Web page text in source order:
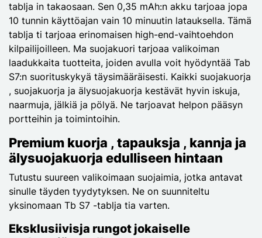
tablja in takaosaan. Sen 0,35 mAh:n akku tarjoaa jopa
10 tunnin käyttöajan vain 10 minuutin latauksella. Tämä
tablja ti tarjoaa erinomaisen high-end-vaihtoehdon
kilpailijoilleen. Ma suojakuori tarjoaa valikoiman
laadukkaita tuotteita, joiden avulla voit hyödyntää Tab
S7:n suorituskykyä täysimääräisesti. Kaikki suojakuorja
, suojakuorja ja älysuojakuorja kestävät hyvin iskuja,
naarmuja, jälkiä ja pölyä. Ne tarjoavat helpon pääsyn
portteihin ja toimintoihin.
Premium kuorja , tapauksja , kannja ja
älysuojakuorja edulliseen hintaan
Tutustu suureen valikoimaan suojaimia, jotka antavat
sinulle täyden tyydytyksen. Ne on suunniteltu
yksinomaan Tb S7 -tablja tia varten.
Eksklusiivisja rungot jokaiselle